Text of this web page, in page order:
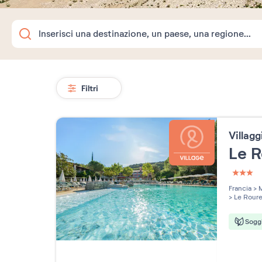
Filtri
Le
3
Francia >
> Le